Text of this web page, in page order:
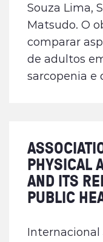
Souza Lima,
Matsudo. O
comparar
de adultos
sarcopenia e
PHYSICAL
AND ITS
PUBLIC
Internacional